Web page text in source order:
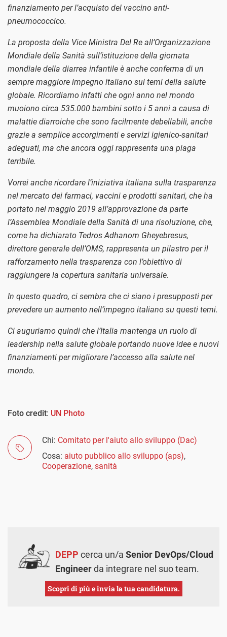
finanziamento per l’acquisto del vaccino anti-
pneumococcico.
La proposta della Vice Ministra Del Re all’Organizzazione
Mondiale della Sanità sull’istituzione della giornata
mondiale della diarrea infantile è anche conferma di un
sempre maggiore impegno italiano sui temi della salute
globale. Ricordiamo infatti che ogni anno nel mondo
muoiono circa 535.000 bambini sotto i 5 anni a causa di
malattie diarroiche che sono facilmente debellabili, anche
grazie a semplice accorgimenti e servizi igienico-sanitari
adeguati, ma che ancora oggi rappresenta una piaga
terribile.
Vorrei anche ricordare l’iniziativa italiana sulla trasparenza
nel mercato dei farmaci, vaccini e prodotti sanitari, che ha
portato nel maggio 2019 all’approvazione da parte
l’Assemblea Mondiale della Sanità di una risoluzione, che,
come ha dichiarato Tedros Adhanom Gheyebresus,
direttore generale dell’OMS, rappresenta un pilastro per il
rafforzamento nella trasparenza con l’obiettivo di
raggiungere la copertura sanitaria universale.
In questo quadro, ci sembra che ci siano i presupposti per
prevedere un aumento nell’impegno italiano su questi temi.
Ci auguriamo quindi che l’Italia mantenga un ruolo di
leadership nella salute globale portando nuove idee e nuovi
finanziamenti per migliorare l’accesso alla salute nel
mondo.
Foto credit: UN Photo
Chi: Comitato per l'aiuto allo sviluppo (Dac)
Cosa: aiuto pubblico allo sviluppo (aps),
Cooperazione, sanità
DEPP cerca un/a Senior DevOps/Cloud
Engineerda integrare nel suo team.
Scopri di più e invia la tua candidatura.